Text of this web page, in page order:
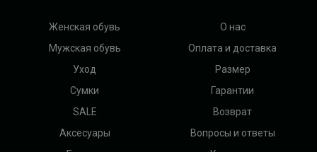
Женская обувь
Мужская обувь
Уход
Сумки
SALE
Аксесуары
О нас
Оплата и доставка
Размер
Гарантии
Возврат
Вопросы и ответы